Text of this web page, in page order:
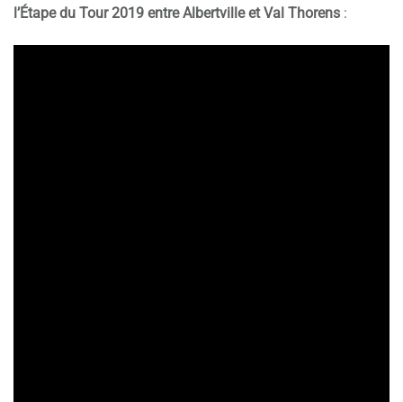
l’Étape du Tour 2019 entre Albertville et Val Thorens :